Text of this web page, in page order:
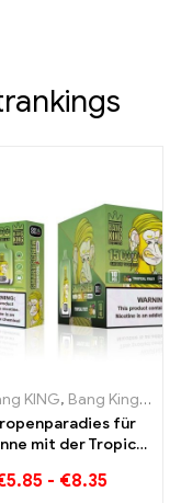
,Einweg-E-
KING, Bang King Smart Screen 15000 Puff
für
mit der Tropical
15000 Puff
5.85 - €8.35